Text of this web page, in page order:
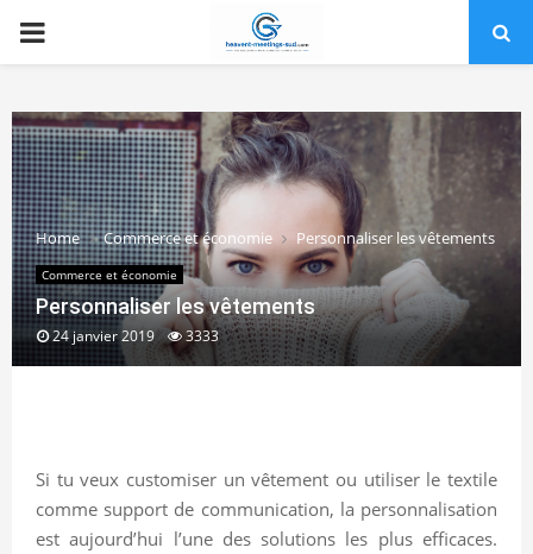
PRIMARY
Home Commerce et économie Personnaliser les vêtements
Commerce et économie
Personnaliser les vêtements
24 janvier 2019 3333
Si tu veux customiser un vêtement ou utiliser le textile
comme support de communication, la personnalisation
est aujourd’hui l’une des solutions les plus efficaces.